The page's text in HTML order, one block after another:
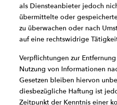
als Diensteanbieter jedoch
übermittelte oder
zu überwachen oder nach
auf eine rechtswidrige
Verpflichtungen zur
Nutzung von Informationen
Gesetzen bleiben hiervon
diesbezügliche Haftung ist
Zeitpunkt der Kenntnis einer